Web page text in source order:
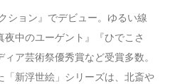
ション』でデビュー。ゆるい線
中のユーゲント』『ひでこさ
ア芸術祭優秀賞など受賞多数。
新浮世絵」シリーズは、北斎や